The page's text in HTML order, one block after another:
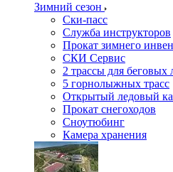
Зимний сезон
Ски-пасс
Служба инструкторов
Прокат зимнего
СКИ Сервис
2 трассы для
5 горнолыжных трасс
Открытый ледовый
Прокат снегоходов
Сноутюбинг
Камера хранения